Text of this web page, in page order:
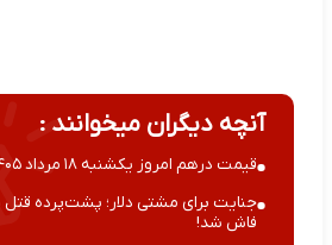
آنچه دیگران میخوانند :
قیمت درهم امروز یکشنبه ۱۸ مرداد ۱۴۰۵
جنایت برای مشتی دلار؛ پشت‌پرده قتل
فاش شد!